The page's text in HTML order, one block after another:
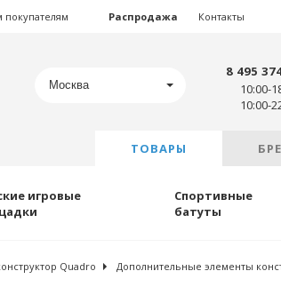
Распродажа Контакты
Москва
8 495
10:00-
10:00-
ТОВАРЫ
игровые
Спортивные
батуты
Quadro Дополнительные элементы